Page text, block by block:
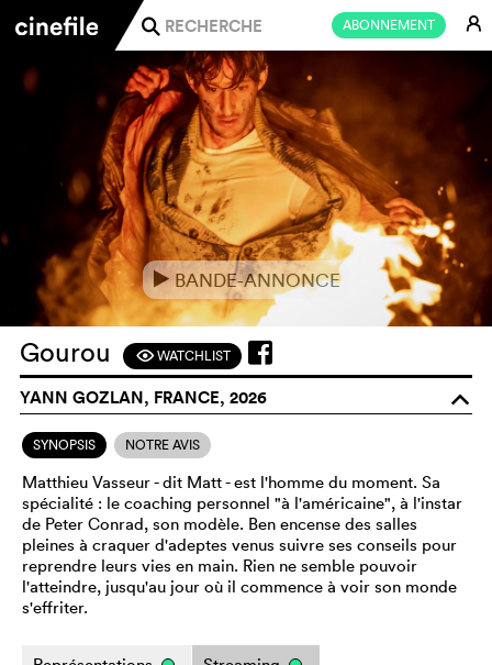
ABONNEMENT E
j
eBANDE-ANNONCE
Gourou FWATCHLIST
YANN GOZLAN, FRANCE, 2026 o
SYNOPSIS NOTRE AVIS
Matthieu Vasseur - dit Matt - est l'homme du moment. Sa
spécialité : le coaching personnel "à l'américaine", à l'instar
de Peter Conrad, son modèle. Ben encense des salles
pleines à craquer d'adeptes venus suivre ses conseils pour
reprendre leurs vies en main. Rien ne semble pouvoir
l'atteindre, jusqu'au jour où il commence à voir son monde
s'effriter.